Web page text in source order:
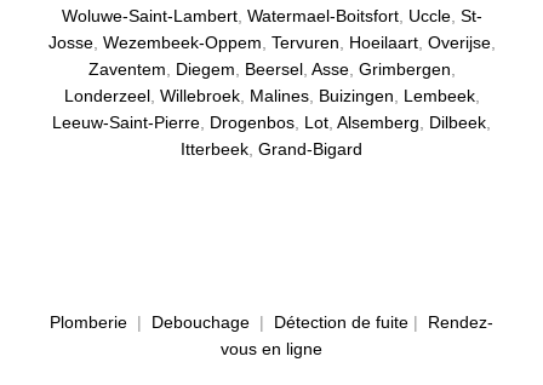
Woluwe-Saint-Lambert, Watermael-Boitsfort, Uccle, St-
Josse, Wezembeek-Oppem Tervuren Hoeilaart, Overijse,
Zaventem
Diegem Beersel, Asse, Grimbergen
Londerzeel, Willebroek, Malines, Buizingen Lembeek,
Leeuw-Saint-Pierre Drogenbos Lot Alsemberg Dilbeek
Itterbeek Grand-Bigard
Plomberie | Debouchage | Détection de fuite | Rendez-
vous en ligne